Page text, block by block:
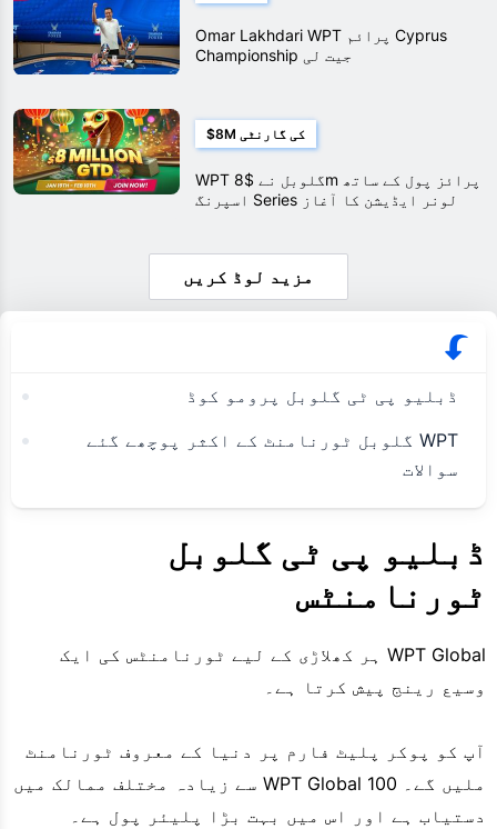
Omar Lakhdari WPT پرائم Cyprus
Championship جیت لی
$8M کی گارنٹی
WPT گلوبل نے $8m پرائز پول کے ساتھ
اسپرنگ Series لونر ایڈیشن کا آغاز
مزید لوڈ کریں
ڈبلیو پی ٹی گلوبل پرومو کوڈ
WPT گلوبل ٹورنامنٹ کے اکثر پوچھے گئے
سوالات
ڈبلیو پی ٹی گلوبل
ٹورنامنٹس
WPT Global ہر کھلاڑی کے لیے ٹورنامنٹس کی ایک
وسیع رینج پیش کرتا ہے۔
آپ کو پوکر پلیٹ فارم پر دنیا کے معروف ٹورنامنٹ
ملیں گے۔ WPT Global 100 سے زیادہ مختلف ممالک میں
دستیاب ہے اور اس میں بہت بڑا پلیئر پول ہے۔